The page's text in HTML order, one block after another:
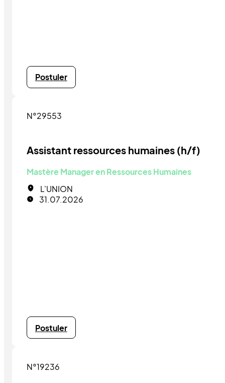
Postuler
N°29553
Assistant ressources humaines (h/f)
Mastère Manager en Ressources Humaines
L'UNION
31.07.2026
Postuler
N°19236